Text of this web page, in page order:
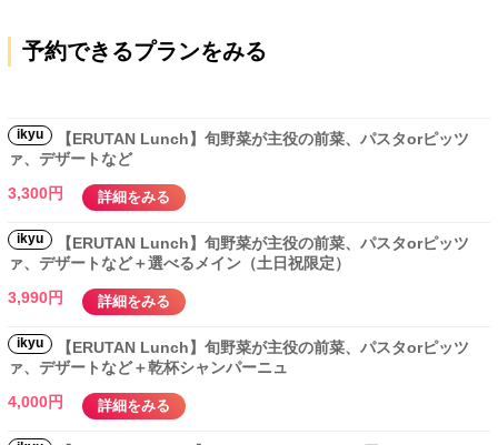
予約できるプランをみる
ikyu
【ERUTAN Lunch】旬野菜が主役の前菜、パスタorピッツ
ァ、デザートなど
3,300円
詳細をみる
ikyu
【ERUTAN Lunch】旬野菜が主役の前菜、パスタorピッツ
ァ、デザートなど＋選べるメイン（土日祝限定）
3,990円
詳細をみる
ikyu
【ERUTAN Lunch】旬野菜が主役の前菜、パスタorピッツ
ァ、デザートなど＋乾杯シャンパーニュ
4,000円
詳細をみる